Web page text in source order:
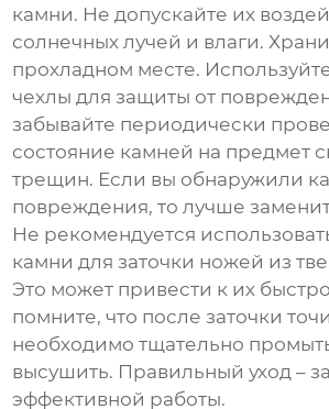
камни. Не допускайте их
солнечных лучей и влаги.
прохладном месте.
чехлы для защиты от
забывайте периодически
состояние камней на предмет
трещин. Если вы обнаружили
повреждения, то лучше
Не рекомендуется
камни для заточки ножей из
Это может привести к их
помните, что после заточки
необходимо тщательно
высушить. Правильный уход –
эффективной работы.